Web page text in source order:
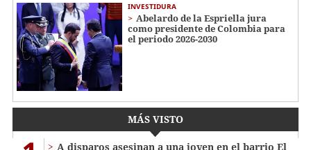
INVESTIDURA
Abelardo de la Espriella jura
como presidente de Colombia para
el periodo 2026-2030
MÁS VISTO
A disparos asesinan a una joven en el barrio El